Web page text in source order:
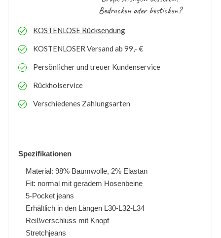
Bedrucken oder besticken?
KOSTENLOSE Rücksendung
KOSTENLOSER Versand ab 99,- €
Persönlicher und treuer Kundenservice
Rückholservice
Verschiedenes Zahlungsarten
Spezifikationen
Material: 98% Baumwolle, 2% Elastan
Fit: normal mit geradem Hosenbeine
5-Pocket jeans
Erhältlich in den Längen L30-L32-L34
Reißverschluss mit Knopf
Stretchjeans